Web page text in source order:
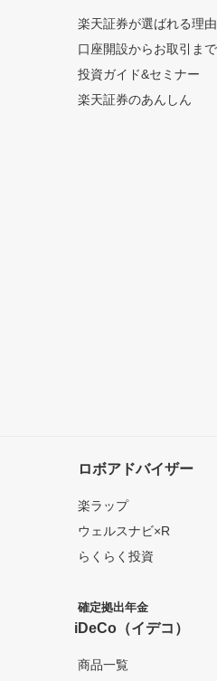
楽天証券が選ばれる理由
口座開設からお取引ま
投資ガイド&セミナー
楽天証券のあんしん
ロボアドバイザー
楽ラップ
ウェルスナビ×R
らくらく投資
確定拠出年金
iDeCo（イデコ）
商品一覧